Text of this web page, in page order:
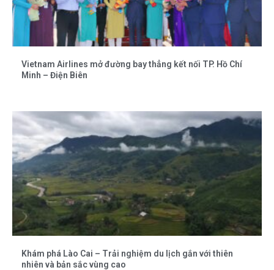
Vietnam Airlines mở đường bay thẳng kết nối TP. Hồ Chí
Minh – Điện Biên
Khám phá Lào Cai – Trải nghiệm du lịch gắn với thiên
nhiên và bản sắc vùng cao